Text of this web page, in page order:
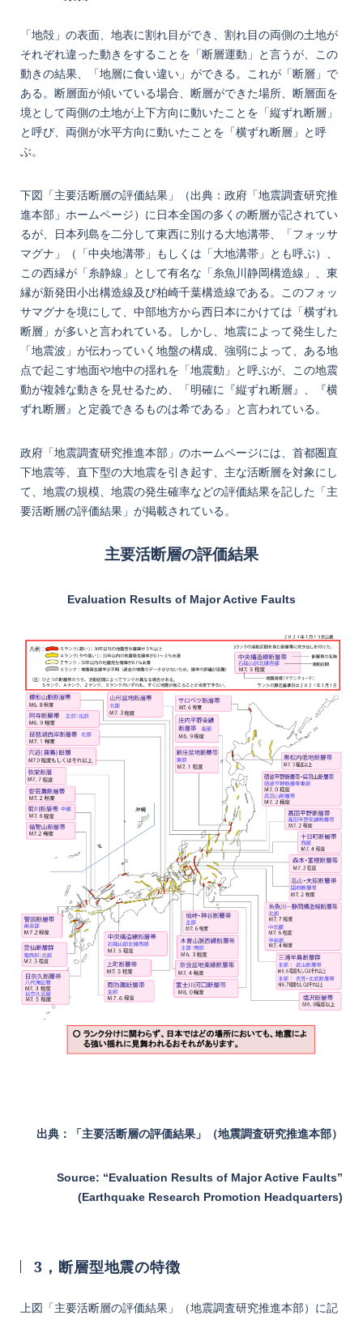
「地殻」の表面、地表に割れ目ができ、割れ目の両側の土地が
それぞれ違った動きをすることを「断層運動」と言うが、この
動きの結果、「地層に食い違い」ができる。これが「断層」で
ある。断層面が傾いている場合、断層ができた場所、断層面を
境として両側の土地が上下方向に動いたことを「縦ずれ断層」
と呼び、両側が水平方向に動いたことを「横ずれ断層」と呼
ぶ。
下図「主要活断層の評価結果」（出典：政府「地震調査研究推
進本部」ホームページ）に日本全国の多くの断層が記されてい
るが、日本列島を二分して東西に別ける大地溝帯、「フォッサ
マグナ」（「中央地溝帯」もしくは「大地溝帯」とも呼ぶ）、
この西縁が「糸静線」として有名な「糸魚川静岡構造線」、東
縁が新発田小出構造線及び柏崎千葉構造線である。このフォッ
サマグナを境にして、中部地方から西日本にかけては「横ずれ
断層」が多いと言われている。しかし、地震によって発生した
「地震波」が伝わっていく地盤の構成、強弱によって、ある地
点で起こす地面や地中の揺れを「地震動」と呼ぶが、この地震
動が複雑な動きを見せるため、「明確に『縦ずれ断層』、『横
ずれ断層』と定義できるものは希である」と言われている。
政府「地震調査研究推進本部」のホームページには、首都圏直
下地震等、直下型の大地震を引き起す、主な活断層を対象にし
て、地震の規模、地震の発生確率などの評価結果を記した「主
要活断層の評価結果」が掲載されている。
主要活断層の評価結果
Evaluation Results of Major Active Faults
出典：「主要活断層の評価結果」（地震調査研究推進本部）
Source: “Evaluation Results of Major Active Faults”
(Earthquake Research Promotion Headquarters)
3，断層型地震の特徴
上図「主要活断層の評価結果」（地震調査研究推進本部）に記